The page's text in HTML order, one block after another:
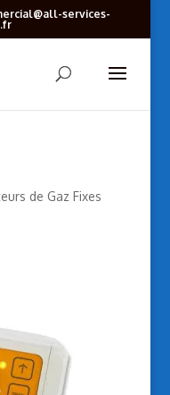
services-
de Gaz Fixes